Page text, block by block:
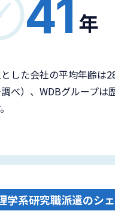
41 年
した会社の平均年齢は
べ）、WDBグループは
学系研究職派遣のシ